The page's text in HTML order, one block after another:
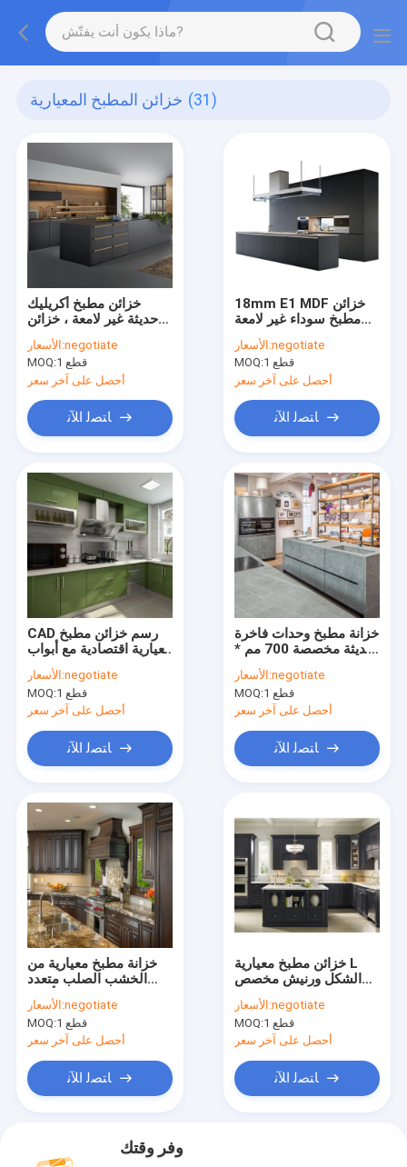
خزائن المطبخ المعيارية (31)
خزائن مطبخ أكريليك
حديثة غير لامعة ، خزائن
حائط مطبخ سوداء فاخرة
من الميلامين
الأسعار:negotiate
MOQ:
1 قطع
أحصل على آخر سعر
ﺎﺘﺼﻟ ﺍﻶﻧ
18mm E1 MDF خزائن
مطبخ سوداء غير لامعة
على شكل جزيرة كبيرة
مع واجهات بدون مقبض
الأسعار:negotiate
MOQ:
1 قطع
أحصل على آخر سعر
ﺎﺘﺼﻟ ﺍﻶﻧ
CAD رسم خزائن مطبخ
معيارية اقتصادية مع أبواب
طلاء مطلية
الأسعار:negotiate
MOQ:
1 قطع
أحصل على آخر سعر
ﺎﺘﺼﻟ ﺍﻶﻧ
خزانة مطبخ وحدات فاخرة
حديثة مخصصة 700 مم *
1300 مم
الأسعار:negotiate
MOQ:
1 قطع
أحصل على آخر سعر
ﺎﺘﺼﻟ ﺍﻶﻧ
خزانة مطبخ معيارية من
الخشب الصلب متعدد
الألوان
الأسعار:negotiate
MOQ:
1 قطع
أحصل على آخر سعر
ﺎﺘﺼﻟ ﺍﻶﻧ
خزائن مطبخ معيارية L
الشكل ورنيش مخصص
الأسعار:negotiate
MOQ:
1 قطع
أحصل على آخر سعر
ﺎﺘﺼﻟ ﺍﻶﻧ
وفر وقتك